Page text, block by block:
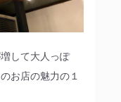
して大人っぽ
お店の魅力の１